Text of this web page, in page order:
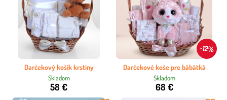
Darčekový košík krstiny
Skladom
58 €
12%
Darčekové koše pre bábätká
Skladom
68 €